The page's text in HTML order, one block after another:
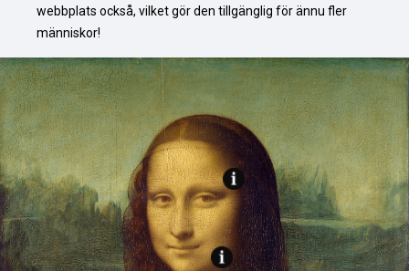
webbplats också, vilket gör den tillgänglig för ännu fler
människor!